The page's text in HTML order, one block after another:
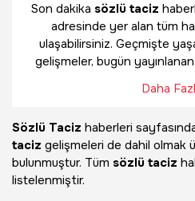
Son dakika sözlü taciz
adresinde yer alan tüm
ulaşabilirsiniz. Geçmişte
gelişmeler, bugün
Daha
Sözlü Taciz haberleri
taciz gelişmeleri de dahil olmak
bulunmuştur. Tüm sözlü taciz
listelenmiştir.